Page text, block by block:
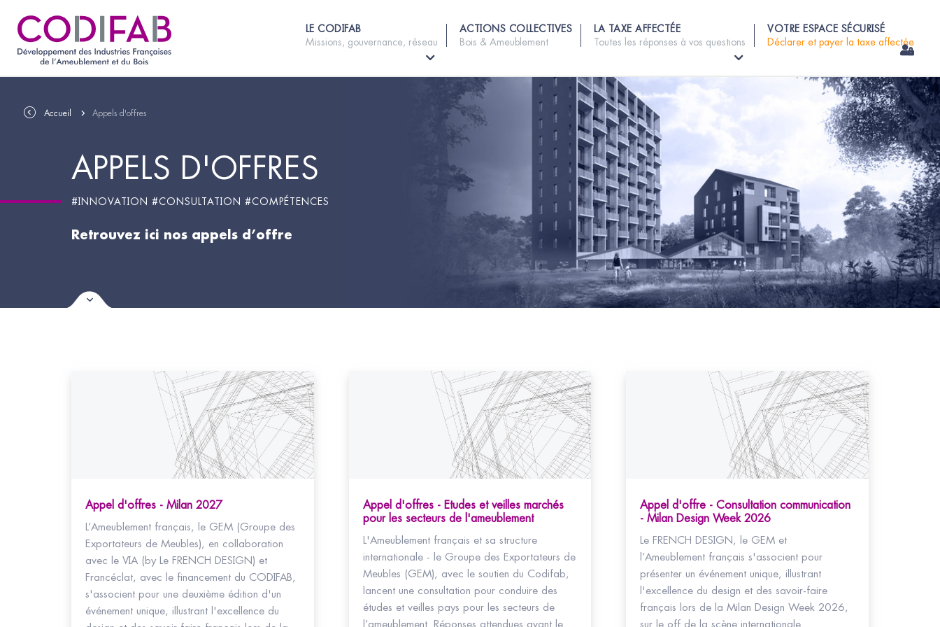
LE CODIFAB
Missions, gouvernance, réseau
ACTIONS COLLECTIVES
Bois & Ameublement
LA TAXE AFFECTÉE
Toutes les réponses à vos questions
VOTRE ESPACE SÉCURISÉ
Déclarer et payer la taxe affectée
Accueil Appels d'offres
APPELS D'OFFRES
#INNOVATION #CONSULTATION #COMPÉTENCES
Retrouvez ici nos appels d’offre
Appel d'offres - Milan 2027
L’Ameublement français, le GEM (Groupe des
Exportateurs de Meubles), en collaboration
avec le VIA (by Le FRENCH DESIGN) et
Francéclat, avec le financement du CODIFAB,
s'associent pour une deuxième édition d'un
événement unique, illustrant l'excellence du
Appel d'offres - Etudes et veilles marchés
pour les secteurs de l'ameublement
L'Ameublement français et sa structure
internationale - le Groupe des Exportateurs de
Meubles (GEM), avec le soutien du Codifab,
lancent une consultation pour conduire des
études et veilles pays pour les secteurs de
l’ameublement. Réponses attendues avant le
Appel d'offre - Consultation communication
- Milan Design Week 2026
Le FRENCH DESIGN, le GEM et
l’Ameublement français s'associent pour
présenter un événement unique, illustrant
l'excellence du design et des savoir-faire
français lors de la Milan Design Week 2026,
sur le off de la scène internationale.